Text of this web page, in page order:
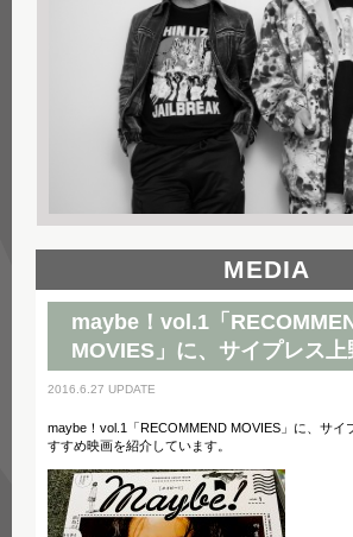
MEDIA
maybe！vol.1「
MOVIES」に、サイプレス上
2016.6.27 UPDATE
maybe！vol.1「RECOMMEND MOVIES」に、サイ
すすめ映画を紹介しています。